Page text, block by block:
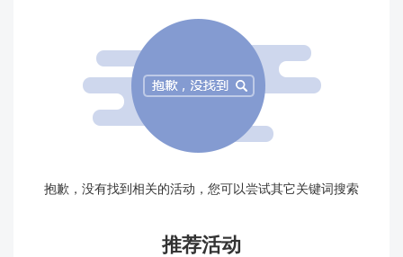
抱歉，没有找到相关的活动，您可以尝试其它关键词搜索
推荐活动